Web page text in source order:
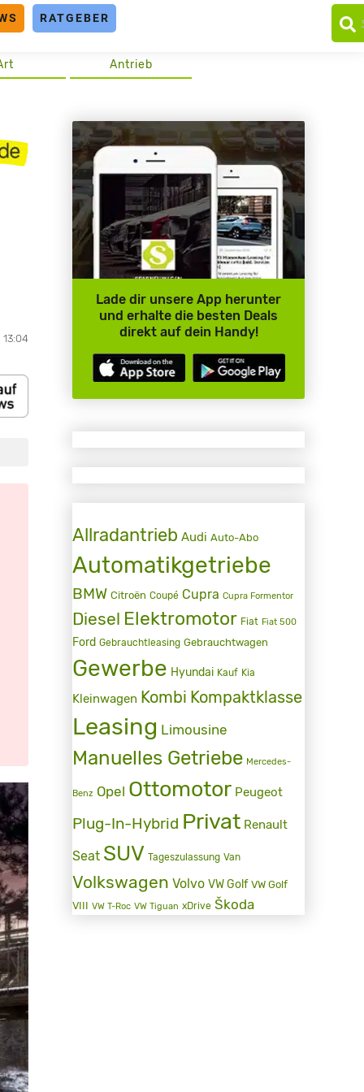
RATGEBER
Antrieb
13:04
Lade dir unsere App herunter
und erhalte die besten Deals
direkt auf dein Handy!
Allradantrieb Audi Auto-Abo
Automatikgetriebe
BMW Citroën Coupé Cupra Cupra Formentor
Diesel Elektromotor Fiat Fiat 500
Ford Gebrauchtleasing Gebrauchtwagen
Gewerbe Hyundai Kauf Kia
Kleinwagen Kombi Kompaktklasse
Leasing Limousine
Manuelles Getriebe Mercedes-
Benz Opel Ottomotor Peugeot
Plug-In-Hybrid Privat Renault
Seat SUV Tageszulassung Van
Volkswagen Volvo VW Golf VW Golf
VIII VW T-Roc VW Tiguan xDrive Škoda